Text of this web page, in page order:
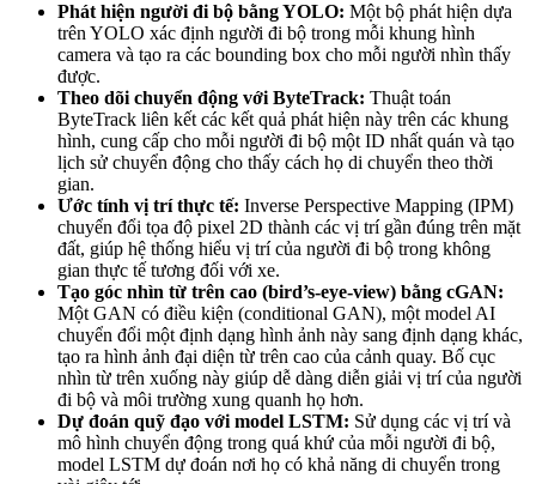
Phát hiện người đi bộ bằng YOLO: Một bộ phát hiện dựa
trên YOLO xác định người đi bộ trong mỗi khung hình
camera và tạo ra các bounding box cho mỗi người nhìn thấy
được.
Theo dõi chuyển động với ByteTrack: Thuật toán
ByteTrack liên kết các kết quả phát hiện này trên các khung
hình, cung cấp cho mỗi người đi bộ một ID nhất quán và tạo
lịch sử chuyển động cho thấy cách họ di chuyển theo thời
gian.
Ước tính vị trí thực tế: Inverse Perspective Mapping (IPM)
chuyển đổi tọa độ pixel 2D thành các vị trí gần đúng trên mặt
đất, giúp hệ thống hiểu vị trí của người đi bộ trong không
gian thực tế tương đối với xe.
Tạo góc nhìn từ trên cao (bird’s-eye-view) bằng cGAN:
Một GAN có điều kiện (conditional GAN), một model AI
chuyển đổi một định dạng hình ảnh này sang định dạng khác,
tạo ra hình ảnh đại diện từ trên cao của cảnh quay. Bố cục
nhìn từ trên xuống này giúp dễ dàng diễn giải vị trí của người
đi bộ và môi trường xung quanh họ hơn.
Dự đoán quỹ đạo với model LSTM: Sử dụng các vị trí và
mô hình chuyển động trong quá khứ của mỗi người đi bộ,
model LSTM dự đoán nơi họ có khả năng di chuyển trong